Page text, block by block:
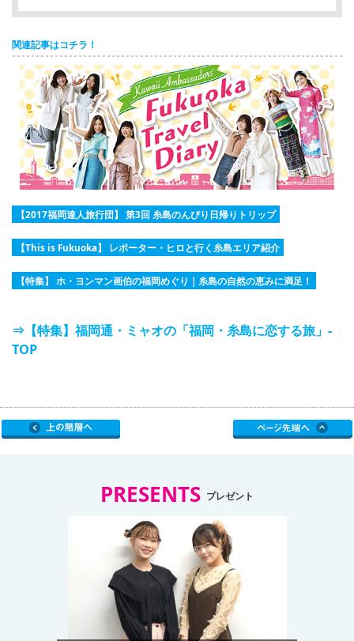
関連記事はコチラ！
【2017福岡達人旅行団】 第3回 糸島のんびり日帰りトリップ
【This is Fukuoka】 レポーター・ヒロと行く糸島エリア紹介
【特集】 ホ・ヨンマン画伯の福岡めぐり | 糸島の自然の恵みに満足！
⇒【特集】福岡通・ミャオの「福岡・糸島に恋する旅」-
TOP
PRESENTS プレゼント